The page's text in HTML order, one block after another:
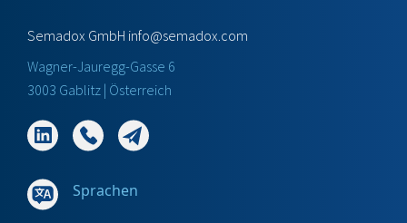
Semadox GmbH info@semadox.com
Wagner-Jauregg-Gasse 6
3003 Gablitz | Österreich
Sprachen